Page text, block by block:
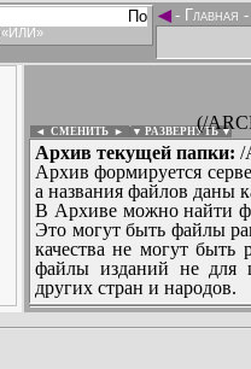
«ИЛИ»
◄- Главная -
(/
◄ СМЕНИТЬ ► ▼ РАЗВЕРНУТЬ ▼
Архив текущей папки: /
Архив формируется
а названия файлов даны
В Архиве можно найти
Это могут быть файлы
качества не могут быть
файлы изданий не для
других стран и народов.